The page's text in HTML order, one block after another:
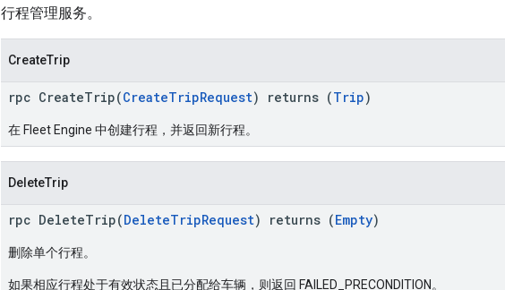
行程管理服务。
CreateTrip
rpc CreateTrip(CreateTripRequest) returns (Trip)
在 Fleet Engine 中创建行程，并返回新行程。
DeleteTrip
rpc DeleteTrip(DeleteTripRequest) returns (Empty)
删除单个行程。
如果相应行程处于有效状态且已分配给车辆，则返回 FAILED_PRECONDITION。